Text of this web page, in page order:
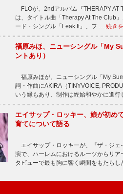
FLOが、2ndアルバム『THERAPY
は、タイトル曲「Therapy At The Club
ード・シングル「Leak It」、フ … 続き
福原みほ、ニューシングル「My
ントあり）
福原みほが、ニューシングル「My
詞・作曲にAKIRA（TINYVOICE,
いう縁もあり、制作は終始和やかに進
エイサップ・ロッキー、娘が初め
育てについて語る
エイサップ・ロッキーが、『ザ・ジェ
演で、ハーレムにおけるルーツからリ
タビューで最も胸に響く瞬間をもたら